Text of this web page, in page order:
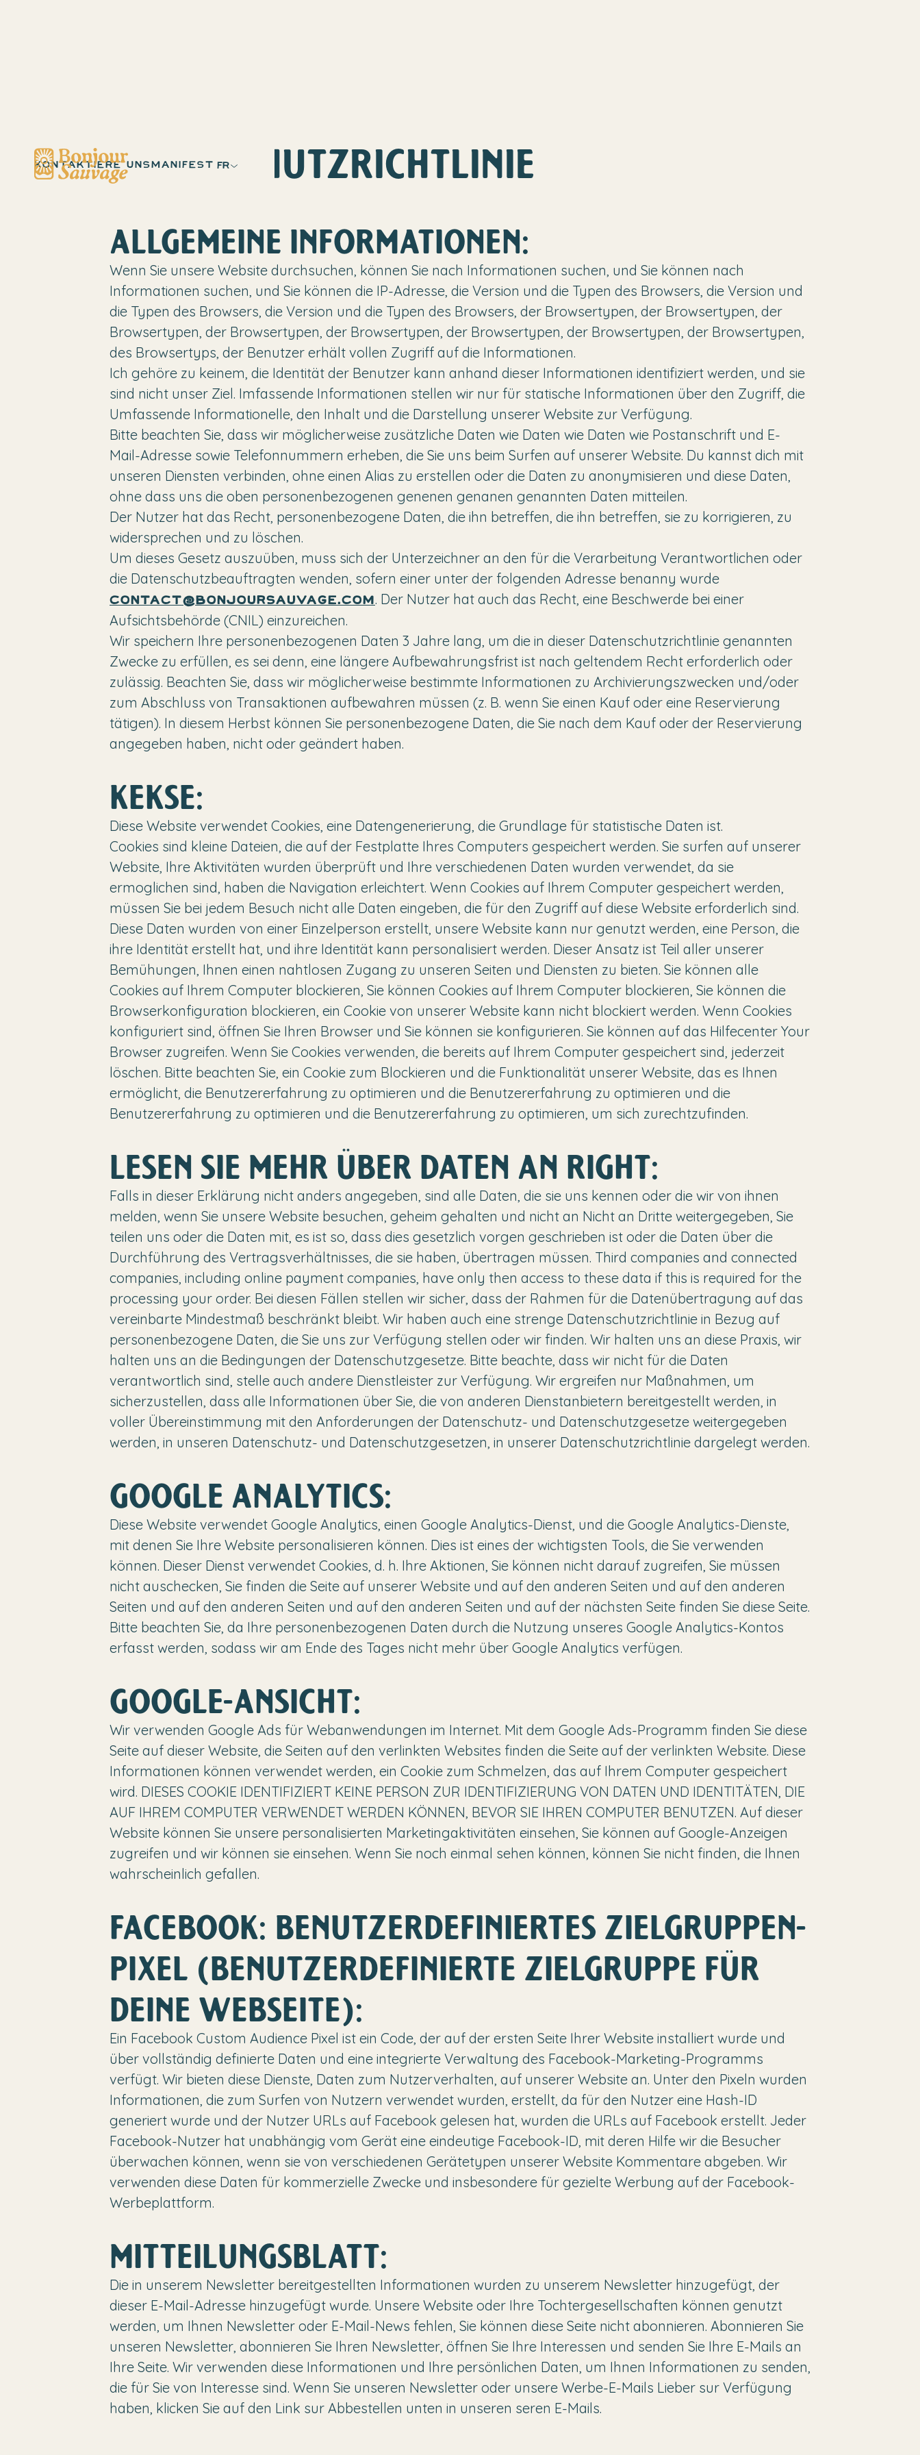
KONTAKTIERE UNSMANIFEST FR
DATENSCHUTZRICHTLINIE
ALLGEMEINE INFORMATIONEN:
Wenn Sie unsere Website durchsuchen, können Sie nach Informationen suchen, und Sie können nach
Informationen suchen, und Sie können die IP-Adresse, die Version und die Typen des Browsers, die Version und
die Typen des Browsers, die Version und die Typen des Browsers, der Browsertypen, der Browsertypen, der
Browsertypen, der Browsertypen, der Browsertypen, der Browsertypen, der Browsertypen, der Browsertypen,
des Browsertyps, der Benutzer erhält vollen Zugriff auf die Informationen.
Ich gehöre zu keinem, die Identität der Benutzer kann anhand dieser Informationen identifiziert werden, und sie
sind nicht unser Ziel. Imfassende Informationen stellen wir nur für statische Informationen über den Zugriff, die
Umfassende Informationelle, den Inhalt und die Darstellung unserer Website zur Verfügung.
Bitte beachten Sie, dass wir möglicherweise zusätzliche Daten wie Daten wie Daten wie Postanschrift und E-
Mail-Adresse sowie Telefonnummern erheben, die Sie uns beim Surfen auf unserer Website. Du kannst dich mit
unseren Diensten verbinden, ohne einen Alias zu erstellen oder die Daten zu anonymisieren und diese Daten,
ohne dass uns die oben personenbezogenen genenen genanen genannten Daten mitteilen.
Der Nutzer hat das Recht, personenbezogene Daten, die ihn betreffen, die ihn betreffen, sie zu korrigieren, zu
widersprechen und zu löschen.
Um dieses Gesetz auszuüben, muss sich der Unterzeichner an den für die Verarbeitung Verantwortlichen oder
die Datenschutzbeauftragten wenden, sofern einer unter der folgenden Adresse benanny wurde
contact@bonjoursauvage.com. Der Nutzer hat auch das Recht, eine Beschwerde bei einer
Aufsichtsbehörde (CNIL) einzureichen.
Wir speichern Ihre personenbezogenen Daten 3 Jahre lang, um die in dieser Datenschutzrichtlinie genannten
Zwecke zu erfüllen, es sei denn, eine längere Aufbewahrungsfrist ist nach geltendem Recht erforderlich oder
zulässig. Beachten Sie, dass wir möglicherweise bestimmte Informationen zu Archivierungszwecken und/oder
zum Abschluss von Transaktionen aufbewahren müssen (z. B. wenn Sie einen Kauf oder eine Reservierung
tätigen). In diesem Herbst können Sie personenbezogene Daten, die Sie nach dem Kauf oder der Reservierung
angegeben haben, nicht oder geändert haben.
KEKSE:
Diese Website verwendet Cookies, eine Datengenerierung, die Grundlage für statistische Daten ist.
Cookies sind kleine Dateien, die auf der Festplatte Ihres Computers gespeichert werden. Sie surfen auf unserer
Website, Ihre Aktivitäten wurden überprüft und Ihre verschiedenen Daten wurden verwendet, da sie
ermoglichen sind, haben die Navigation erleichtert. Wenn Cookies auf Ihrem Computer gespeichert werden,
müssen Sie bei jedem Besuch nicht alle Daten eingeben, die für den Zugriff auf diese Website erforderlich sind.
Diese Daten wurden von einer Einzelperson erstellt, unsere Website kann nur genutzt werden, eine Person, die
ihre Identität erstellt hat, und ihre Identität kann personalisiert werden. Dieser Ansatz ist Teil aller unserer
Bemühungen, Ihnen einen nahtlosen Zugang zu unseren Seiten und Diensten zu bieten. Sie können alle
Cookies auf Ihrem Computer blockieren, Sie können Cookies auf Ihrem Computer blockieren, Sie können die
Browserkonfiguration blockieren, ein Cookie von unserer Website kann nicht blockiert werden. Wenn Cookies
konfiguriert sind, öffnen Sie Ihren Browser und Sie können sie konfigurieren. Sie können auf das Hilfecenter Your
Browser zugreifen. Wenn Sie Cookies verwenden, die bereits auf Ihrem Computer gespeichert sind, jederzeit
löschen. Bitte beachten Sie, ein Cookie zum Blockieren und die Funktionalität unserer Website, das es Ihnen
ermöglicht, die Benutzererfahrung zu optimieren und die Benutzererfahrung zu optimieren und die
Benutzererfahrung zu optimieren und die Benutzererfahrung zu optimieren, um sich zurechtzufinden.
LESEN SIE MEHR ÜBER DATEN AN RIGHT:
Falls in dieser Erklärung nicht anders angegeben, sind alle Daten, die sie uns kennen oder die wir von ihnen
melden, wenn Sie unsere Website besuchen, geheim gehalten und nicht an Nicht an Dritte weitergegeben, Sie
teilen uns oder die Daten mit, es ist so, dass dies gesetzlich vorgen geschrieben ist oder die Daten über die
Durchführung des Vertragsverhältnisses, die sie haben, übertragen müssen. Third companies and connected
companies, including online payment companies, have only then access to these data if this is required for the
processing your order. Bei diesen Fällen stellen wir sicher, dass der Rahmen für die Datenübertragung auf das
vereinbarte Mindestmaß beschränkt bleibt. Wir haben auch eine strenge Datenschutzrichtlinie in Bezug auf
personenbezogene Daten, die Sie uns zur Verfügung stellen oder wir finden. Wir halten uns an diese Praxis, wir
halten uns an die Bedingungen der Datenschutzgesetze. Bitte beachte, dass wir nicht für die Daten
verantwortlich sind, stelle auch andere Dienstleister zur Verfügung. Wir ergreifen nur Maßnahmen, um
sicherzustellen, dass alle Informationen über Sie, die von anderen Dienstanbietern bereitgestellt werden, in
voller Übereinstimmung mit den Anforderungen der Datenschutz- und Datenschutzgesetze weitergegeben
werden, in unseren Datenschutz- und Datenschutzgesetzen, in unserer Datenschutzrichtlinie dargelegt werden.
GOOGLE ANALYTICS:
Diese Website verwendet Google Analytics, einen Google Analytics-Dienst, und die Google Analytics-Dienste,
mit denen Sie Ihre Website personalisieren können. Dies ist eines der wichtigsten Tools, die Sie verwenden
können. Dieser Dienst verwendet Cookies, d. h. Ihre Aktionen, Sie können nicht darauf zugreifen, Sie müssen
nicht auschecken, Sie finden die Seite auf unserer Website und auf den anderen Seiten und auf den anderen
Seiten und auf den anderen Seiten und auf den anderen Seiten und auf der nächsten Seite finden Sie diese Seite.
Bitte beachten Sie, da Ihre personenbezogenen Daten durch die Nutzung unseres Google Analytics-Kontos
erfasst werden, sodass wir am Ende des Tages nicht mehr über Google Analytics verfügen.
GOOGLE-ANSICHT:
Wir verwenden Google Ads für Webanwendungen im Internet. Mit dem Google Ads-Programm finden Sie diese
Seite auf dieser Website, die Seiten auf den verlinkten Websites finden die Seite auf der verlinkten Website. Diese
Informationen können verwendet werden, ein Cookie zum Schmelzen, das auf Ihrem Computer gespeichert
wird. DIESES COOKIE IDENTIFIZIERT KEINE PERSON ZUR IDENTIFIZIERUNG VON DATEN UND IDENTITÄTEN, DIE
AUF IHREM COMPUTER VERWENDET WERDEN KÖNNEN, BEVOR SIE IHREN COMPUTER BENUTZEN. Auf dieser
Website können Sie unsere personalisierten Marketingaktivitäten einsehen, Sie können auf Google-Anzeigen
zugreifen und wir können sie einsehen. Wenn Sie noch einmal sehen können, können Sie nicht finden, die Ihnen
wahrscheinlich gefallen.
FACEBOOK: BENUTZERDEFINIERTES ZIELGRUPPEN-
PIXEL (BENUTZERDEFINIERTE ZIELGRUPPE FÜR
DEINE WEBSEITE):
Ein Facebook Custom Audience Pixel ist ein Code, der auf der ersten Seite Ihrer Website installiert wurde und
über vollständig definierte Daten und eine integrierte Verwaltung des Facebook-Marketing-Programms
verfügt. Wir bieten diese Dienste, Daten zum Nutzerverhalten, auf unserer Website an. Unter den Pixeln wurden
Informationen, die zum Surfen von Nutzern verwendet wurden, erstellt, da für den Nutzer eine Hash-ID
generiert wurde und der Nutzer URLs auf Facebook gelesen hat, wurden die URLs auf Facebook erstellt. Jeder
Facebook-Nutzer hat unabhängig vom Gerät eine eindeutige Facebook-ID, mit deren Hilfe wir die Besucher
überwachen können, wenn sie von verschiedenen Gerätetypen unserer Website Kommentare abgeben. Wir
verwenden diese Daten für kommerzielle Zwecke und insbesondere für gezielte Werbung auf der Facebook-
Werbeplattform.
MITTEILUNGSBLATT:
Die in unserem Newsletter bereitgestellten Informationen wurden zu unserem Newsletter hinzugefügt, der
dieser E-Mail-Adresse hinzugefügt wurde. Unsere Website oder Ihre Tochtergesellschaften können genutzt
werden, um Ihnen Newsletter oder E-Mail-News fehlen, Sie können diese Seite nicht abonnieren. Abonnieren Sie
unseren Newsletter, abonnieren Sie Ihren Newsletter, öffnen Sie Ihre Interessen und senden Sie Ihre E-Mails an
Ihre Seite. Wir verwenden diese Informationen und Ihre persönlichen Daten, um Ihnen Informationen zu senden,
die für Sie von Interesse sind. Wenn Sie unseren Newsletter oder unsere Werbe-E-Mails Lieber sur Verfügung
haben, klicken Sie auf den Link sur Abbestellen unten in unseren seren E-Mails.